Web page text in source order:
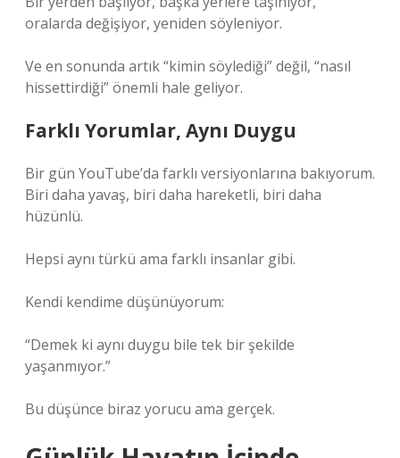
oralarda değişiyor, yeniden söyleniyor.
Ve en sonunda artık “kimin söylediği” değil, “nasıl
hissettirdiği” önemli hale geliyor.
Farklı Yorumlar, Aynı Duygu
Bir gün YouTube’da farklı versiyonlarına bakıyorum.
Biri daha yavaş, biri daha hareketli, biri daha
hüzünlü.
Hepsi aynı türkü ama farklı insanlar gibi.
Kendi kendime düşünüyorum:
“Demek ki aynı duygu bile tek bir şekilde
yaşanmıyor.”
Bu düşünce biraz yorucu ama gerçek.